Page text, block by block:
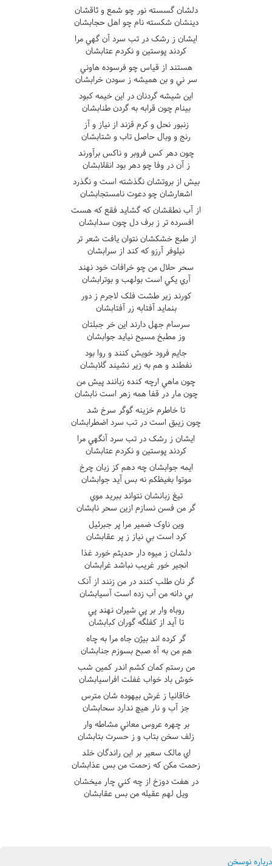
دلشان گسسته نور چو شمع و ثاقشان
دينشان شکسته نام چو اهل حجابشان
ايشان ز رشک در تب سرد آن گهي مرا
کردند پوستين و نکردم عتابشان
هستند از قياس چو فرسوده هاوني
سر ني و بن هميشه ز سودن خرابشان
اين شيشه گردنان در اين خيمه کبود
بينام چون قرابه به گردن طنابشان
زنبور نحل و کرم قزند از نياز و آز
رنج و وبال حاصل تاب و شتابشان
چون دهر کس فروبر و ناکس برآورند
ز آن در وفا چو دهر بود انقلابشان
بيش از بروتشان نگذشته است و نگذرد
اشعارشان چو دعوت نامستجابشان
از آب نطقشان که گشايد فقع که هست
افسرده تر ز برف دل چون سدابشان
از طبع خشکشان نتوان يافت شعر تر
نيلوفر آرزو که کند از سرابشان
سحر حلال من چو خرافات خود نهند
آري يکي است بولهب و بوترابشان
کورند زير طشت فلک لاجرم ز دور
بنمايد آفتابه زر آفتابشان
سرسام جهل دارند اين خر جبلتان
وز مطبخ مسيح نيايد جوابشان
جايم فرود خويش کنند و روا بود
نفطند و هم به زير نشيند گلابشان
چون ماهي ارچه کنده زبانند پيش من
چون مار در قفا همه زهر است نابشان
تا خاطرم خزينه گوگر سرخ شد
چون زيبق است در تب سرد اضطرابشان
ايشان ز رشک در تب سرد آنگهي مرا
کردند پوستين و نکردم عتابشان
ايمه جوابشان چه دهم کز زبان چرخ
موتوا بغيظکم نه بس آيد جوابشان
تيغ زبانشان نتواند ببريد موي
گر من فسن نسازم ازين سحر نابشان
وين ناوک ضمير مرا پر جبرئيل
کرد است بي نياز ز پر عقابشان
دلشان ز ميوه دار حديثم خورد غذا
انجير خور غريب نباشد غرابشان
گر نان طلب کنند در من زنند از آنک
بي دانه من آب زده است آسيابشان
روباه وار بر پي شيران نهند پي
تا آيد از کفلگه گوران کبابشان
گر کرده اند بيژن جاه مرا به چاه
هم من به آه صبح بسوزم جنابشان
من رستم کمان کشم اندر کمين شب
خوش باد خواب غفلت افراسيابشان
خاقانيا ز غرش بيهوده شان مترس
جز آب و نار هيچ ندارد سحابشان
بر چهره عروس معاني مشاطه وار
زلف سخن بتاب و ز حسرت بتابشان
اي مالک سعير بر اين راندگان خلد
زحمت مکن که زحمت من بس عذابشان
در هفت دوزخ از چه کني چار ميخشان
ويل لهم عقيله من بس عقابشان
درباره نوسخن